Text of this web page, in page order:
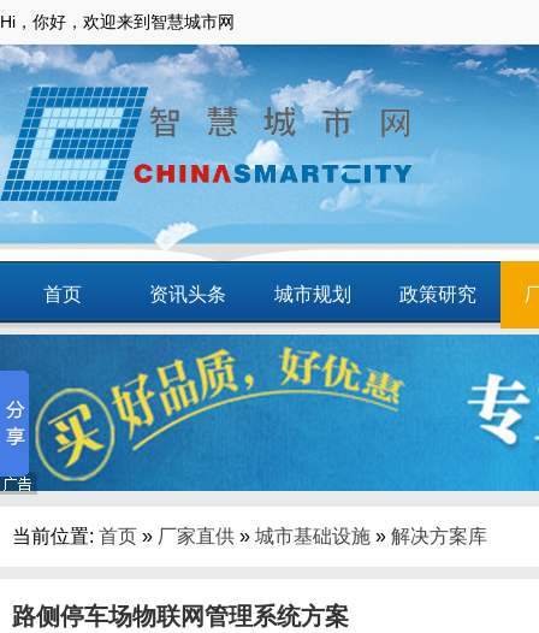
Hi，你好，欢迎来到智慧城市网
首页 资讯头条 城市规划 政策研究
智慧应用 商圈
当前位置: 首页 » 厂家直供 » 城市基础设施 » 解决方案库
路侧停车场物联网管理系统方案